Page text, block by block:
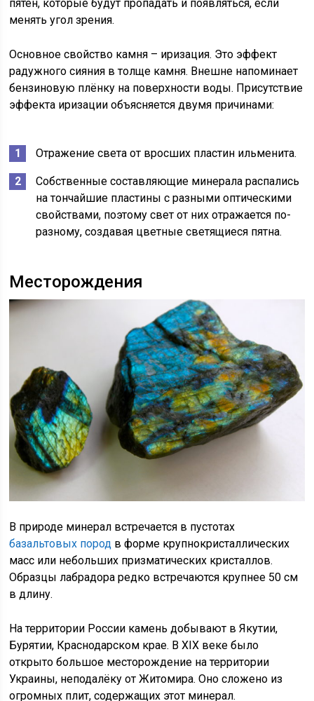
пятен, которые будут пропадать и появляться, если
менять угол зрения.
Основное свойство камня – иризация. Это эффект
радужного сияния в толще камня. Внешне напоминает
бензиновую плёнку на поверхности воды. Присутствие
эффекта иризации объясняется двумя причинами:
Отражение света от вросших пластин ильменита.
Собственные составляющие минерала распались
на тончайшие пластины с разными оптическими
свойствами, поэтому свет от них отражается по-
разному, создавая цветные светящиеся пятна.
Месторождения
В природе минерал встречается в пустотах
базальтовых пород в форме крупнокристаллических
масс или небольших призматических кристаллов.
Образцы лабрадора редко встречаются крупнее 50 см
в длину.
На территории России камень добывают в Якутии,
Бурятии, Краснодарском крае. В XIX веке было
открыто большое месторождение на территории
Украины, неподалёку от Житомира. Оно сложено из
огромных плит, содержащих этот минерал.